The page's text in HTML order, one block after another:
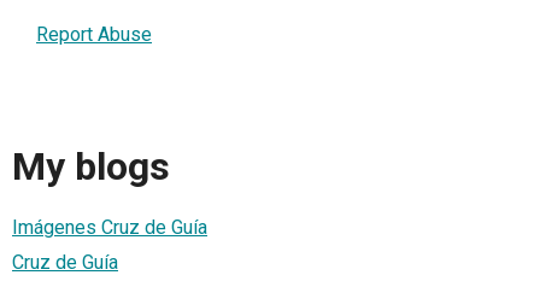
Report Abuse
My blogs
Imágenes Cruz de Guía
Cruz de Guía